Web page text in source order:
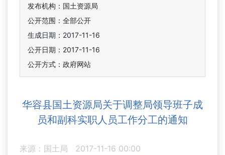
发布机构：国土资源局
公开范围：全部公开
生成日期：2017-11-16
公开日期：2017-11-16
公开方式：政府网站
华容县国土资源局关于调整局领导班子成
员和副科实职人员工作分工的通知
来源：国土局
2017-11-16 00:00